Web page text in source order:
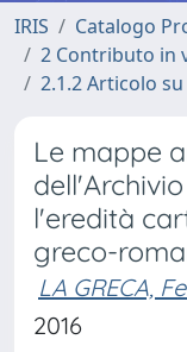
IRIS
Catalogo
2 Contributo in
2.1.2 Articolo
Le mappe
l'eredità
greco-
LA GRECA,
2016